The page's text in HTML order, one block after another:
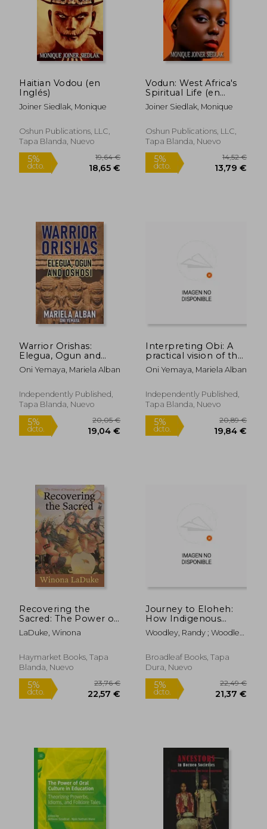
5%
dcto. 81,50 €
Haitian Vodou (en
Inglés)
Joiner Siedlak, Monique
Oshun Publications, LLC,
Tapa Blanda, Nuevo
5%
dcto. 18,65 €
Vodun: West Africa's
Spiritual Life (en
Inglés)
Joiner Siedlak, Monique
Oshun Publications, LLC,
Tapa Blanda, Nuevo
5%
Warrior Orishas:
Elegua, Ogun and
Oshosi (en Inglés)
Oni Yemaya, Mariela Alban
Independently Published,
Tapa Blanda, Nuevo
Interpreting Obi: A
practical vision of the
ritual process of the
oracle of Obi Agbon
Oni Yemaya, Mariela Alban
Independently Published,
Tapa Blanda, Nuevo
Recovering the
Sacred: The Power of
Naming and Claiming
(en Inglés)
LaDuke, Winona
Haymarket Books, Tapa
Blanda, Nuevo
Journey to Eloheh:
How Indigenous
Values Lead Us to
Harmony and Well-
Woodley, Randy ; Woodley,
Broadleaf Books, Tapa
Dura, Nuevo